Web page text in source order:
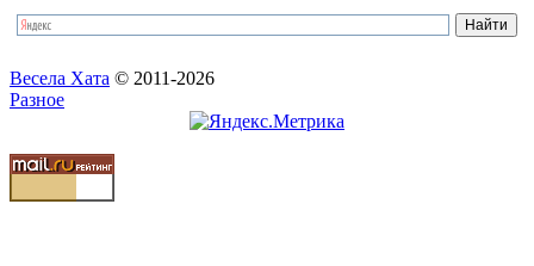
Весела Хата © 2011-2026
Разное